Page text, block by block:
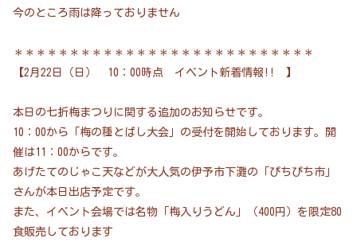
今のところ雨は降っておりません
＊＊＊＊＊＊＊＊＊＊＊＊＊＊＊＊＊＊＊＊＊＊＊＊＊＊＊
【2月22日（日） 10：00時点 イベント新着情報!! 】
本日の七折梅まつりに関する追加のお知らせです。
10：00から「梅の種とばし大会」の受付を開始しております。開
催は11：00からです。
あげたてのじゃこ天などが大人気の伊予市下灘の「ぴちぴち市」
さんが本日出店予定です。
また、イベント会場では名物「梅入りうどん」（400円）を限定80
食販売しております